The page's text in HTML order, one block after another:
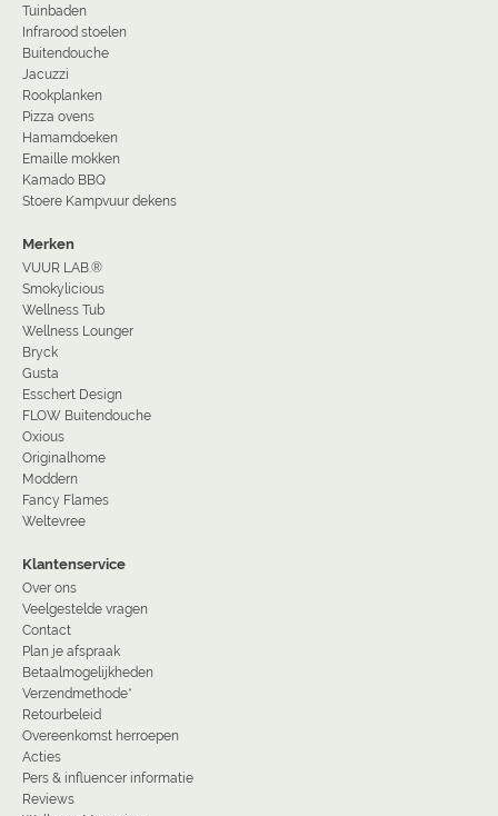
Tuinbaden
Infrarood stoelen
Buitendouche
Jacuzzi
Rookplanken
Pizza ovens
Hamamdoeken
Emaille mokken
Kamado BBQ
Stoere Kampvuur dekens
Merken
VUUR LAB.®
Smokylicious
Wellness Tub
Wellness Lounger
Bryck
Gusta
Esschert Design
FLOW Buitendouche
Oxious
Originalhome
Moddern
Fancy Flames
Weltevree
Klantenservice
Over ons
Veelgestelde vragen
Contact
Plan je afspraak
Betaalmogelijkheden
Verzendmethode*
Retourbeleid
Overeenkomst herroepen
Acties
Pers & influencer informatie
Reviews